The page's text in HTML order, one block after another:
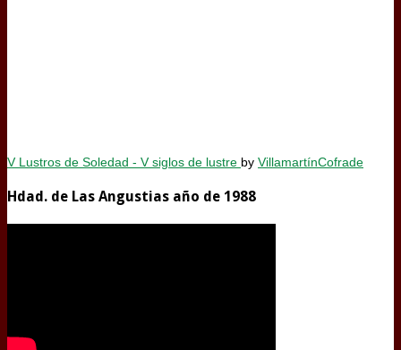
V Lustros de Soledad - V siglos de lustre by VillamartínCofrade
Hdad. de Las Angustias año de 1988